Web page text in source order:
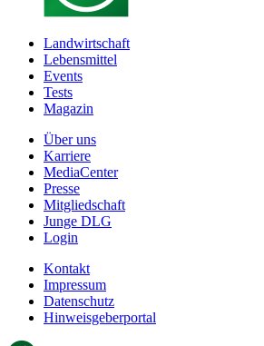
Landwirtschaft
Lebensmittel
Events
Tests
Magazin
Über uns
Karriere
MediaCenter
Presse
Mitgliedschaft
Junge DLG
Login
Kontakt
Impressum
Datenschutz
Hinweisgeberportal